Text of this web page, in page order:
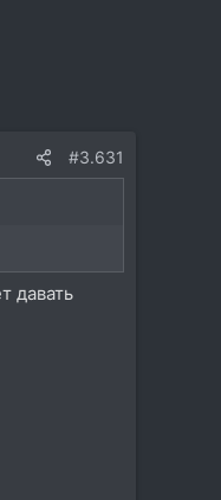
#3.631
давать